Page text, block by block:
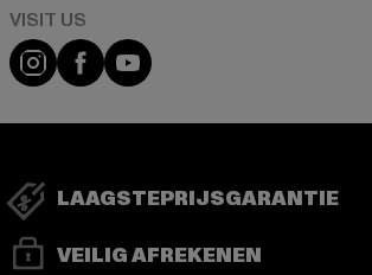
Visit our Instagram page:
Visit our Facebook page:
Visit our YouTube channel:
LAAGSTEPRIJSGARANTIE
VEILIG AFREKENEN